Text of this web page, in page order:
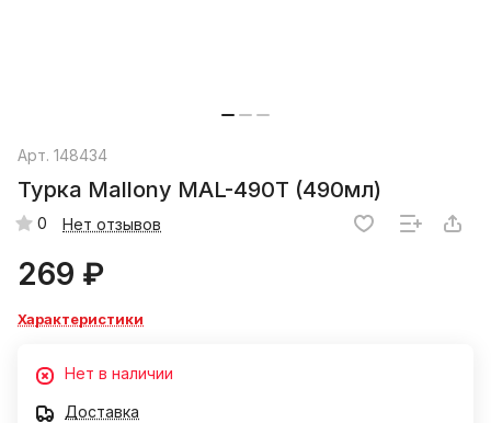
Арт. 148434
Турка Mallony MAL-490T (490мл)
0 Нет отзывов
269 ₽
Характеристики
Нет в наличии
Доставка